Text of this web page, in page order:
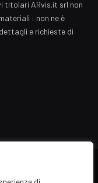
titolari ARvis.it srl non
: non ne è
e richieste di
ARvis.it